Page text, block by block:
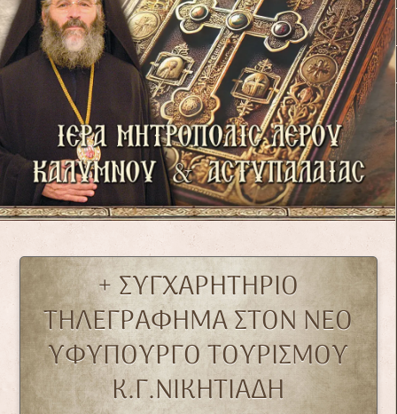
+ ΣΥΓΧΑΡΗΤΗΡΙΟ
ΤΗΛΕΓΡΑΦΗΜΑ ΣΤΟΝ ΝΕΟ
ΥΦΥΠΟΥΡΓΟ ΤΟΥΡΙΣΜΟΥ
Κ.Γ.ΝΙΚΗΤΙΑΔΗ